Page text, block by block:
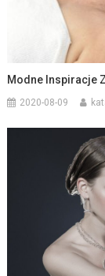
Modne Inspiracje
2020-08-09